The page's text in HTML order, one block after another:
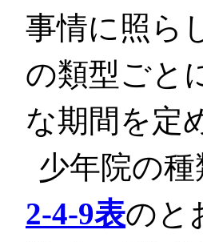
事情に照ら
の類型ごと
な期間を定
少年院の
2-4-9表のと